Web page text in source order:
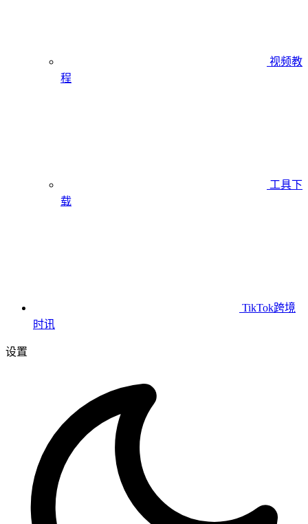
视频教
程
工具下
载
TikTok跨境
时讯
设置